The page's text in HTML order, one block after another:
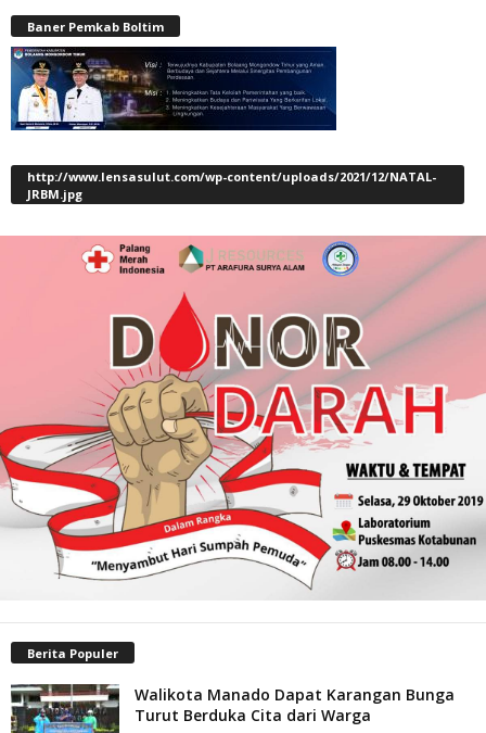
Baner Pemkab Boltim
http://www.lensasulut.com/wp-content/uploads/2021/12/NATAL-
JRBM.jpg
Berita Populer
Walikota Manado Dapat Karangan Bunga
Turut Berduka Cita dari Warga